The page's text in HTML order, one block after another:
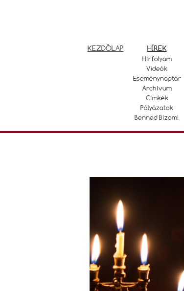
KEZDŐLAP HÍREK
Hírfolyam
Videók
Eseménynaptár
Archívum
Címkék
Pályázatok
Benned Bízom!